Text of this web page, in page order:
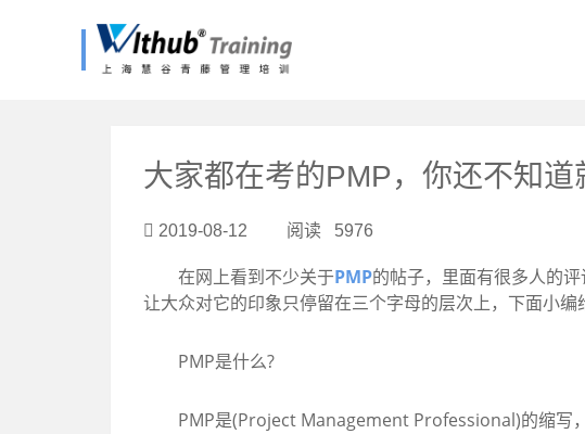
大家都在考的PMP，你还不知道
2019-08-12 阅读 5976
在网上看到不少关于PMP的帖子，里面有很多人的
让大众对它的印象只停留在三个字母的层次上，下面小编
PMP是什么?
PMP是(Project Management Professional)的缩写，